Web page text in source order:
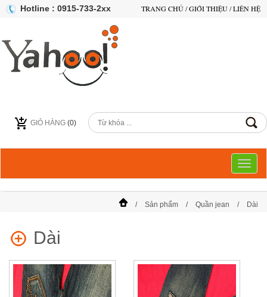
Hotline : 0915-733-2xx TRANG CHỦ/GIỚI THIỆU/LIÊN HỆ
GIỎ HÀNG (0)
Sản phẩm Quần jean Dài
Dài